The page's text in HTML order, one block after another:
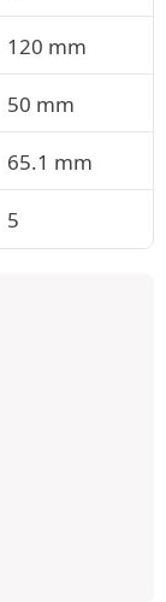
120 mm
50 mm
65.1 mm
5